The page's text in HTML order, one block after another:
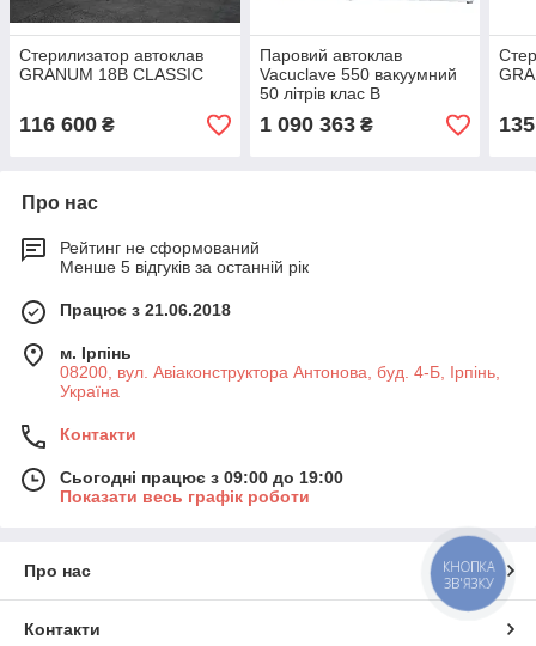
Стерилизатор автоклав
GRANUM 18B CLASSIC
116 600 ₴
Паровий автоклав
Vacuclave 550 вакуумний
50 літрів клас B
1 090 363₴
Про нас
Рейтинг не сформований
Менше 5 відгуків за останній рік
Працює з 21.06.2018
м. Ірпінь
08200, вул. Авіаконструктора Антонова, буд. 4-Б, Ірпінь,
Україна
Контакти
Сьогодні працює з 09:00 до 19:00
Показати весь графік роботи
Про нас
Контакти
КНОПКА
ЗВ'ЯЗКУ